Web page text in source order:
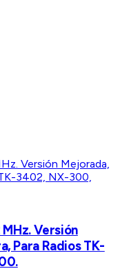
Versión
Para Radios TK-